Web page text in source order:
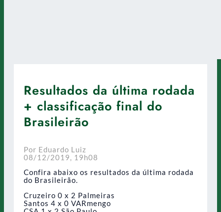
Resultados da última rodada
+ classificação final do
Brasileirão
Por Eduardo Luiz
08/12/2019, 19h08
Confira abaixo os resultados da última rodada
do Brasileirão.
Cruzeiro 0 x 2 Palmeiras
Santos 4 x 0 VARmengo